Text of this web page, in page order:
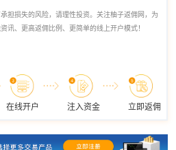
担损失的风险，请理性投资。关注柚子返佣网，为
讯、更高返佣比例、更简单的线上开户模式！
在线开户 注入资金 立即返佣